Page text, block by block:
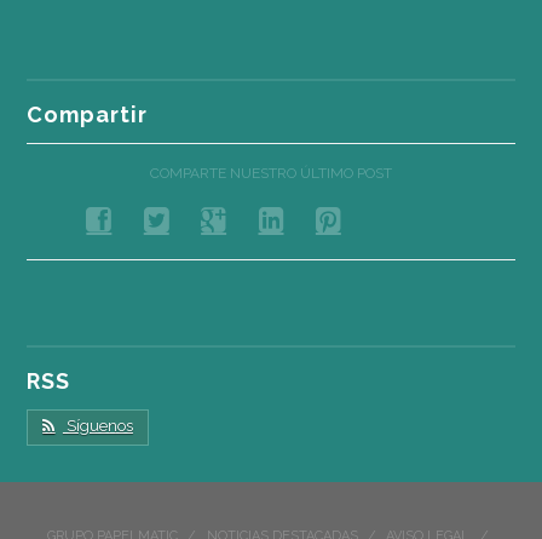
Compartir
COMPARTE NUESTRO ÚLTIMO POST
RSS
Síguenos
GRUPO PAPELMATIC NOTICIAS DESTACADAS AVISO LEGAL